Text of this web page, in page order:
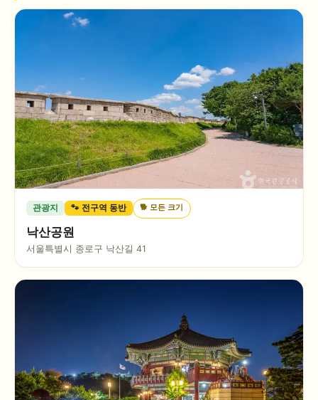
관광지 🐾 전구역 동반 🐕모든 크기
낙산공원
서울특별시 종로구 낙산길 41